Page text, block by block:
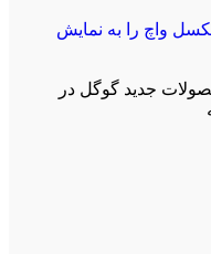
واچ را به نمایش
جدید گوگل در